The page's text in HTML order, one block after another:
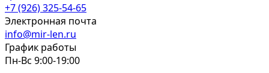
+7 (926) 325-54-65
Электронная почта
info@mir-len.ru
График работы
Пн-Вс 9:00-19:00